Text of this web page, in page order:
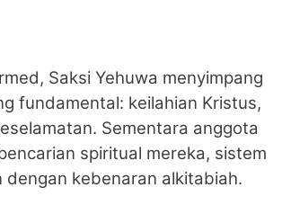
Saksi Yehuwa menyimpang
fundamental: keilahian Kristus,
Sementara anggota
spiritual mereka, sistem
kebenaran alkitabiah.